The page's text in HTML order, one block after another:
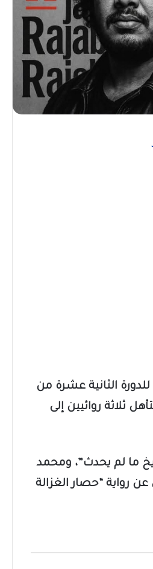
الثانية عشرة من
ثلاثة روائيين إلى
ما لم يحدث”، ومحمد
رواية “حصار الغزالة